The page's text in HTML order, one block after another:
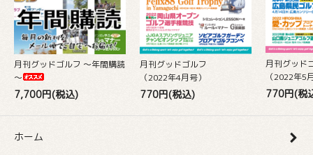
月刊グッドゴルフ ～年間購読
～
7,700円(税込)
月刊グッドゴルフ
（2022年4月号）
770円(税込)
月刊グッド
（2022年5
770円(税
ホーム